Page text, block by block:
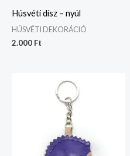
Húsvéti dísz – nyúl
HÚSVÉTI DEKORÁCIÓ
2.000 Ft